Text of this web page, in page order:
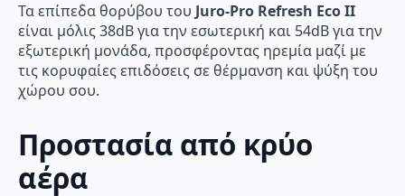
Τα επίπεδα θορύβου του Juro-Pro Refresh Eco II
είναι μόλις 38dB για την εσωτερική και 54dB για την
εξωτερική μονάδα, προσφέροντας ηρεμία μαζί με
τις κορυφαίες επιδόσεις σε θέρμανση και ψύξη του
χώρου σου.
Προστασία από κρύο
αέρα